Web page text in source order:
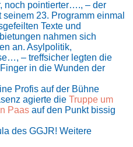
noch pointierter…., – der
23. Programm einmal
Texte und
nahmen sich
an. Asylpolitik,
– treffsicher legten die
in die Wunden der
Profis auf der Bühne
agierte die Truppe um
Paas auf den Punkt bissig
des GGJR! Weitere